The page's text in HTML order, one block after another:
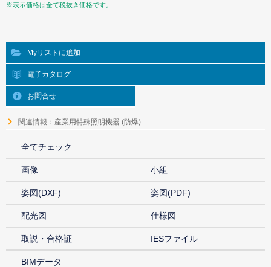
※表示価格は全て税抜き価格です。
Myリストに追加
電子カタログ
お問合せ
関連情報：産業用特殊照明機器 (防爆)
全てチェック
画像 小組
姿図(DXF) 姿図(PDF)
配光図 仕様図
取説・合格証 IESファイル
BIMデータ